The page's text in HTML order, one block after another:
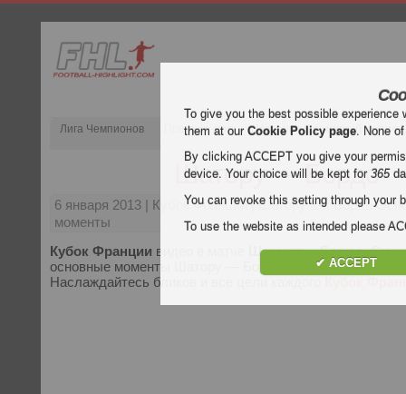
Лига Чемпионов Премьер-лига Испания Примера Дивизион
Шатору — Бордо
6 января 2013 | Кубок Франции | Шатору &#; Бордо
моменты
Кубок Франции видео в матче Шатору — Бордо.
основные моменты Шатору — Бордо бесплатно на
Наслаждайтесь бликов и все цели каждого
To give you the best possible
them at ourCookie Policy page. None
By clicking ACCEPT you give your
device. Your choice will be kept for365
You can revoke this setting through your
To use the website as intended please
✔ ACCEPT